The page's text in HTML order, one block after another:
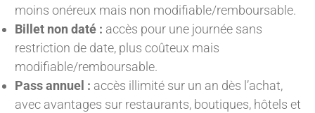
moins onéreux mais non modifiable/remboursable.
Billet non daté : accès pour une journée sans
restriction de date, plus coûteux mais
modifiable/remboursable.
Pass annuel : accès illimité sur un an dès l’achat,
avec avantages sur restaurants, boutiques, hôtels et